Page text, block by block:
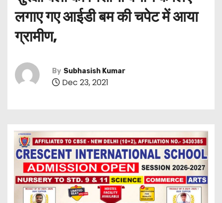
लगाए गए आईडी बम की चपेट में आया
ग्रामीण,
By Subhasish Kumar
Dec 23, 2021